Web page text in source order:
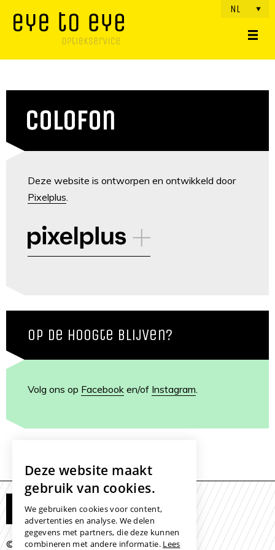
NL
Colofon
Deze website is ontworpen en ontwikkeld door
Pixelplus.
Op de hoogte blijven?
Volg ons op Facebook en/of Instagram.
Mijn Eye to Eye
© 2026 -Colofon/Disclaimer/Cookies
Deze website maakt
gebruik van cookies.
We gebruiken cookies voor content,
advertenties en analyse. We delen
gegevens met partners, die deze kunnen
combineren met andere informatie. Lees